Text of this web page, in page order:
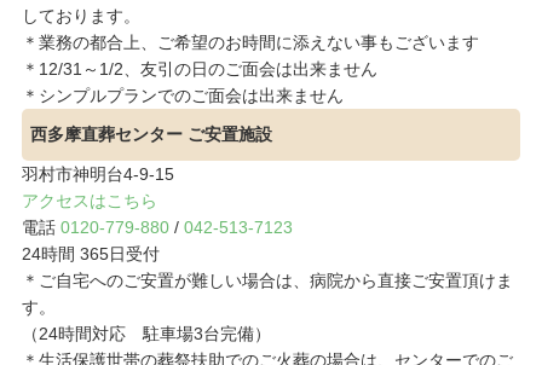
しております。
＊業務の都合上、ご希望のお時間に添えない事もございます
＊12/31～1/2、友引の日のご面会は出来ません
＊シンプルプランでのご面会は出来ません
西多摩直葬センター ご安置施設
羽村市神明台4-9-15
アクセスはこちら
電話 0120-779-880/ 042-513-7123
24時間 365日受付
＊ご自宅へのご安置が難しい場合は、病院から直接ご安置頂けま
す。
（24時間対応 駐車場3台完備）
＊生活保護世帯の葬祭扶助でのご火葬の場合は、センターでのご